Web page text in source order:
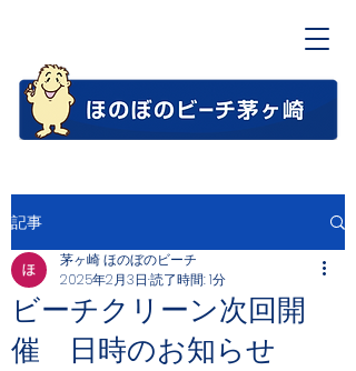
記事
ビーチクリーン次回開
催 日時のお知らせ
茅ヶ崎 ほのぼのビーチ
2025年2月3日 読了時間: 1分